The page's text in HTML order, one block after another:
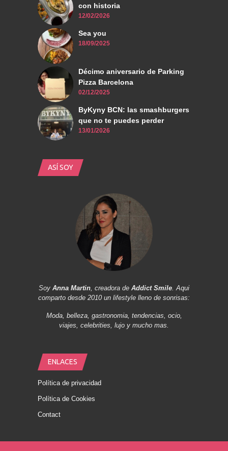
con historia
12/02/2026
Sea you
18/09/2025
Décimo aniversario de Parking
Pizza Barcelona
02/12/2025
ByKyny BCN: las smashburgers
que no te puedes perder
13/01/2026
ASÍ SOY
Soy Anna Martin, creadora de Addict Smile. Aqui
comparto desde 2010 un lifestyle lleno de sonrisas:
Moda, belleza, gastronomia, tendencias, ocio,
viajes, celebrities, lujo y mucho mas.
ENLACES
Política de privacidad
Política de Cookies
Contact